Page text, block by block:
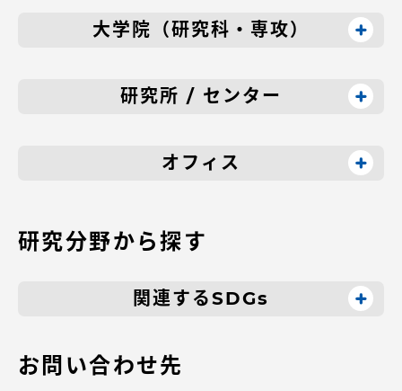
大学院（研究科・専攻）
研究所 / センター
オフィス
研究分野から探す
関連するSDGs
お問い合わせ先